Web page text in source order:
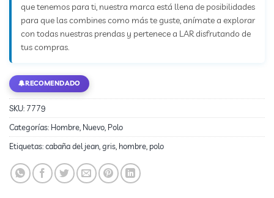
que tenemos para ti, nuestra marca está llena de posibilidades
para que las combines como más te guste, anímate a explorar
con todas nuestras prendas y pertenece a LAR disfrutando de
tus compras.
🔔RECOMENDADO
SKU: 7779
Categorías: Hombre Nuevo Polo
Etiquetas:cabaña del jean gris hombre polo